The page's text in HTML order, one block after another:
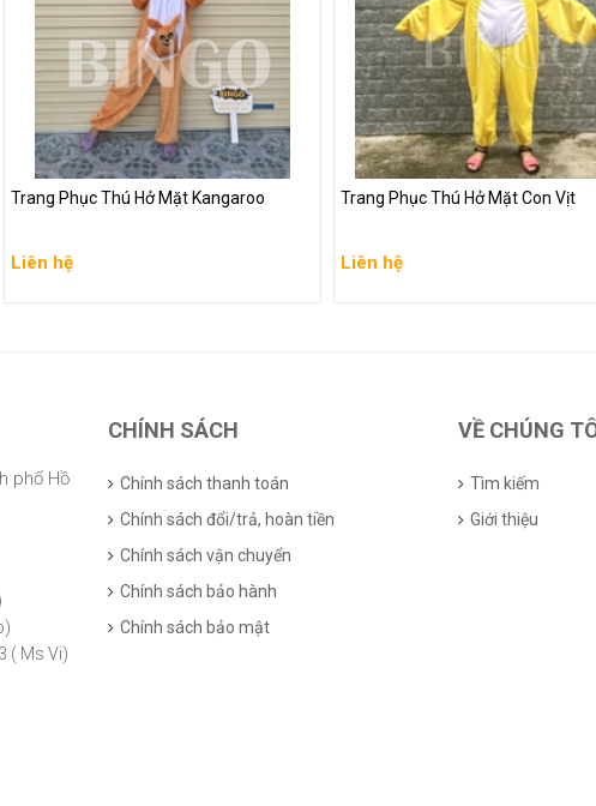
Trang Phục Thú Hở Mặt Kangaroo
Liên hệ
Trang Phục Thú Hở Mặt Kangaroo
Liên hệ
Xem chi tiết
Trang Phục Thú Hở Mặt Con Vịt
Liên hệ
Trang Phục Thú Hở Mặt Con Vịt
Liên hệ
Xem chi tiết
phố Hồ
( Ms Vi)
CHÍNH SÁCH
Chính sách thanh toán
Chính sách đổi/trả, hoàn tiền
Chính sách vận chuyển
Chính sách bảo hành
Chính sách bảo mật
VỀ CHÚNG
Tìm kiếm
Giới thiệu